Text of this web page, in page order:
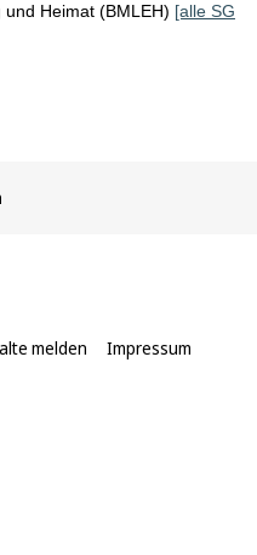
und Heimat (BMLEH) [alle SG
melden Impressum